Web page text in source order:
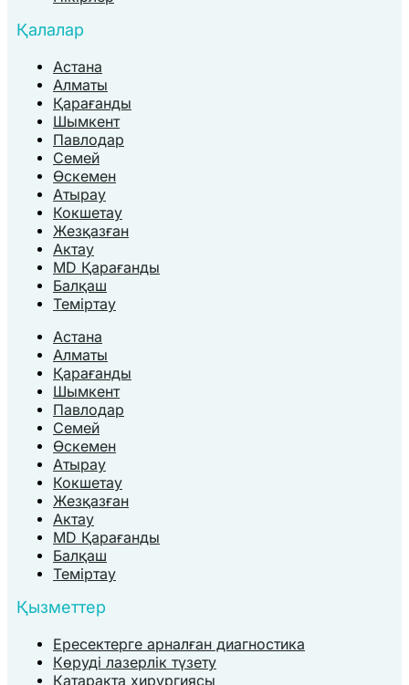
Қалалар
Астана
Алматы
Қарағанды
Шымкент
Павлодар
Семей
Өскемен
Атырау
Кокшетау
Жезқазған
Актау
MD Қарағанды
Балқаш
Теміртау
Астана
Алматы
Қарағанды
Шымкент
Павлодар
Семей
Өскемен
Атырау
Кокшетау
Жезқазған
Актау
MD Қарағанды
Балқаш
Теміртау
Қызметтер
Ересектерге арналған диагностика
Көруді лазерлік түзету
Катаракта хирургиясы